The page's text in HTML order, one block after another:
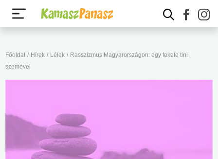
Főoldal / Hírek / Lélek / Rasszizmus Magyarországon: egy fekete tini
szemével